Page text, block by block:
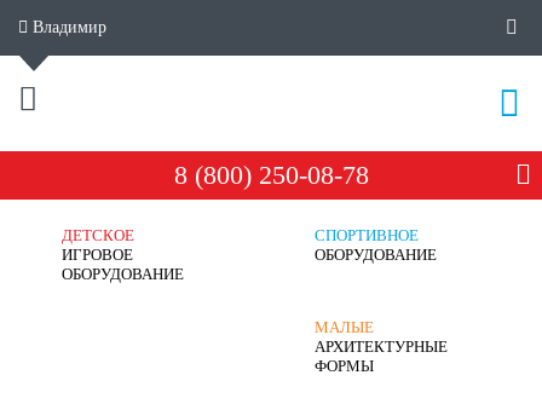
Владимир
8 (800) 250-08-78
ДЕТСКОЕ
ИГРОВОЕ
ОБОРУДОВАНИЕ
СПОРТИВНОЕ
ОБОРУДОВАНИЕ
МАЛЫЕ
АРХИТЕКТУРНЫЕ
ФОРМЫ